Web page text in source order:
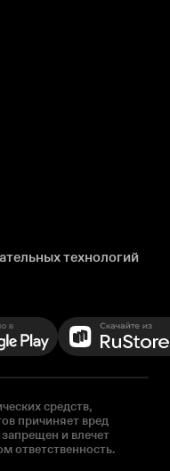
технологий
средств,
причиняет вред
и влечет
ответственность.